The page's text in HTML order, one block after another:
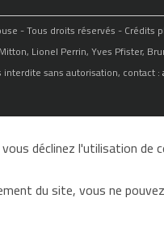
- Tous droits réservés - Crédits
Lionel Perrin, Yves Pfister,
sans autorisation, contact :
déclinez l'utilisation
du site, vous ne